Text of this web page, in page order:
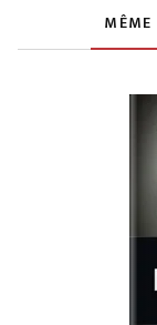
MÊME